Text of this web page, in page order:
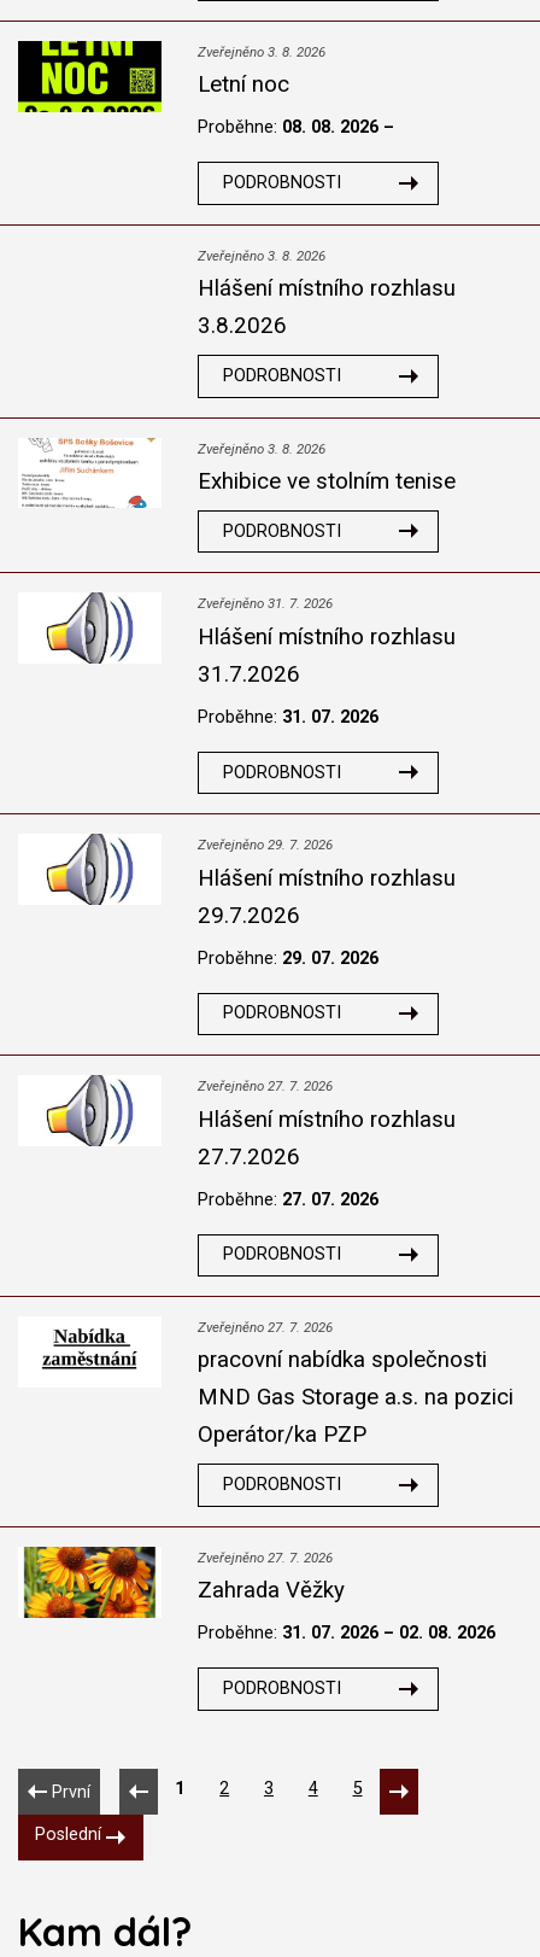
Zveřejněno 3. 8. 2026
Letní noc
Proběhne: 08. 08. 2026 –
PODROBNOSTI
Zveřejněno 3. 8. 2026
Hlášení místního rozhlasu
3.8.2026
PODROBNOSTI
Zveřejněno 3. 8. 2026
Exhibice ve stolním tenise
PODROBNOSTI
Zveřejněno 31. 7. 2026
Hlášení místního rozhlasu
31.7.2026
Proběhne: 31. 07. 2026
PODROBNOSTI
Zveřejněno 29. 7. 2026
Hlášení místního rozhlasu
29.7.2026
Proběhne: 29. 07. 2026
PODROBNOSTI
Zveřejněno 27. 7. 2026
Hlášení místního rozhlasu
27.7.2026
Proběhne: 27. 07. 2026
PODROBNOSTI
Zveřejněno 27. 7. 2026
pracovní nabídka společnosti
MND Gas Storage a.s. na pozici
Operátor/ka PZP
PODROBNOSTI
Zveřejněno 27. 7. 2026
Zahrada Věžky
Proběhne: 31. 07. 2026 – 02. 08. 2026
PODROBNOSTI
První 1 2 3 4 5
Poslední
Kam dál?